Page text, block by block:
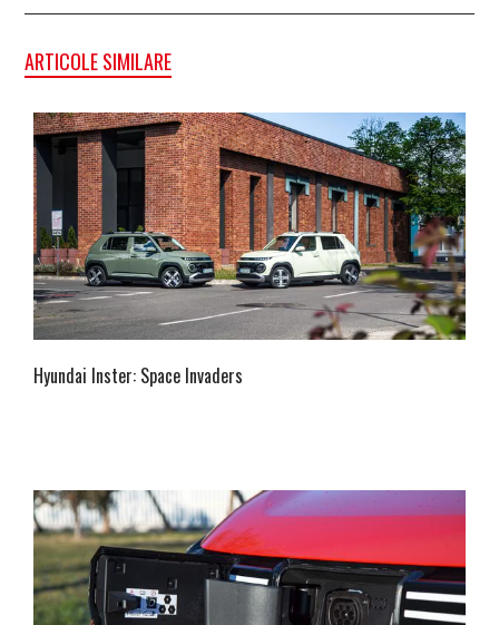
ARTICOLE SIMILARE
Hyundai Inster: Space Invaders